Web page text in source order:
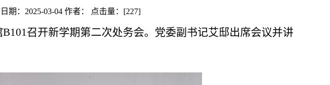
期：2025-03-04 作者： 点击量：[227]
召开新学期第二次处务会。党委副书记艾邸出席会议并讲